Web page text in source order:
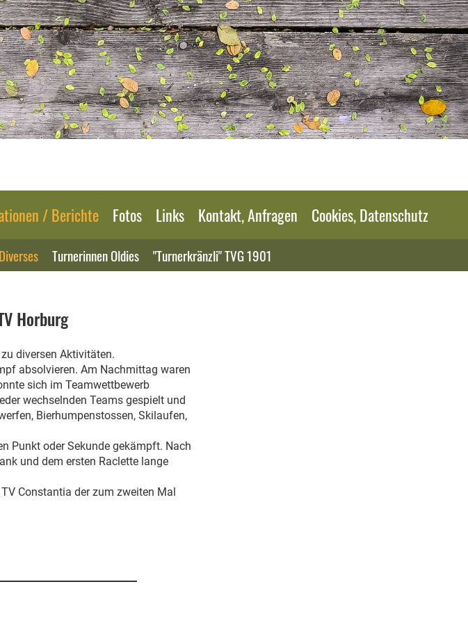
/ Berichte Fotos Links Kontakt, Anfragen Cookies, Datenschutz
Diverses Turnerinnen Oldies "Turnerkränzli" TVG 1901
Horburg
diversen Aktivitäten.
absolvieren. Am Nachmittag waren
sich im Teamwettbewerb
wechselnden Teams gespielt und
Bierhumpenstossen, Skilaufen,
Punkt oder Sekunde gekämpft. Nach
und dem ersten Raclette lange
Constantia der zum zweiten Mal